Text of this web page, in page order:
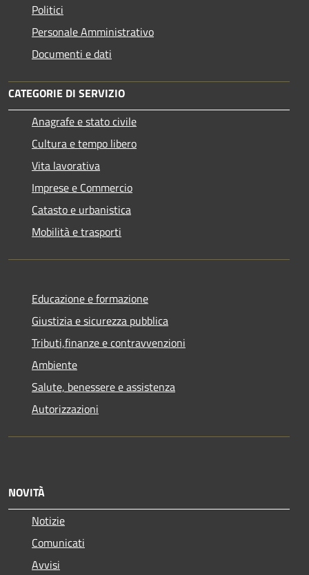
Politici
Personale Amministrativo
Documenti e dati
CATEGORIE DI SERVIZIO
Anagrafe e stato civile
Cultura e tempo libero
Vita lavorativa
Imprese e Commercio
Catasto e urbanistica
Mobilità e trasporti
Educazione e formazione
Giustizia e sicurezza pubblica
Tributi,finanze e contravvenzioni
Ambiente
Salute, benessere e assistenza
Autorizzazioni
NOVITÀ
Notizie
Comunicati
Avvisi